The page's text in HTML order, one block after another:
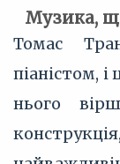
Музика,
Томас
піаністом,
нього